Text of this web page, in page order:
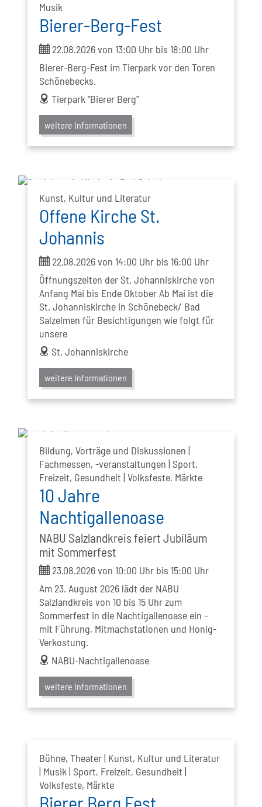
Musik
Bierer-Berg-Fest
ticket
22.08.2026 von 13:00 Uhr bis 18:00 Uhr
Bierer-Berg-Fest im Tierpark vor den Toren
Schönebecks.
address
Tierpark "Bierer Berg"
weitere Informationen
Kunst, Kultur und Literatur
Offene Kirche St.
Johannis
ticket
22.08.2026 von 14:00 Uhr bis 16:00 Uhr
Öffnungszeiten der St. Johanniskirche von
Anfang Mai bis Ende Oktober Ab Mai ist die
St. Johanniskirche in Schönebeck/ Bad
Salzelmen für Besichtigungen wie folgt für
unsere
address
St. Johanniskirche
weitere Informationen
Bildung, Vorträge und Diskussionen |
Fachmessen, -veranstaltungen | Sport,
Freizeit, Gesundheit | Volksfeste, Märkte
10 Jahre
Nachtigallenoase
NABU Salzlandkreis feiert Jubiläum
mit Sommerfest
ticket
23.08.2026 von 10:00 Uhr bis 15:00 Uhr
Am 23. August 2026 lädt der NABU
Salzlandkreis von 10 bis 15 Uhr zum
Sommerfest in die Nachtigallenoase ein –
mit Führung, Mitmachstationen und Honig-
Verkostung.
address
NABU-Nachtigallenoase
weitere Informationen
Bühne, Theater | Kunst, Kultur und Literatur
| Musik | Sport, Freizeit, Gesundheit |
Volksfeste, Märkte
Bierer Berg Fest